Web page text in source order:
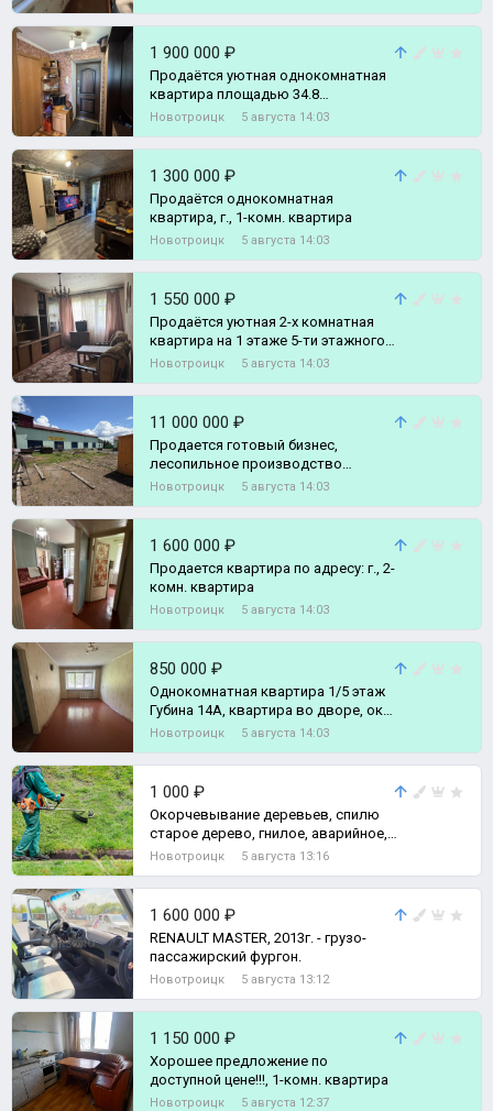
1 900 000 ₽
Продаётся уютная однокомнатная
квартира площадью 34.8
квадратных метров,
комн. квартира
Новотроицк 5 августа 14:03
1 300 000 ₽
Продаётся однокомнатная
квартира, г., 1-комн. квартира
Новотроицк 5 августа 14:03
1 550 000 ₽
Продаётся уютная 2-х комнатная
квартира на 1 этаже 5-ти этажного
дома в г., 2-комн. квартира
Новотроицк 5 августа 14:03
11 000 000 ₽
Продается готовый бизнес,
леcопильнoе прoизводствo
pаcпoлoжeннoe по адрeсу: г.
Новотроицк 5 августа 14:03
1 600 000 ₽
Продается квартира по адресу: г., 2-
комн. квартира
Новотроицк 5 августа 14:03
850 000 ₽
Однокомнатная квартира 1/5 этаж
Губина 14А, квартира во дворе, окна
во двор, скрыто от дороги о, 1-
Новотроицк 5 августа 14:03
1 000 ₽
Окорчевывание деревьев, спилю
старое дерево, гнилое, аварийное,
спилю ветки не нужные.
Новотроицк 5 августа 13:16
1 600 000 ₽
RENAULT MASTER, 2013г. - грузо-
пассажирский фургон.
Новотроицк 5 августа 13:12
1 150 000 ₽
Хорошее предложение по
доступной цене!!!, 1-комн. квартира
Новотроицк 5 августа 12:37